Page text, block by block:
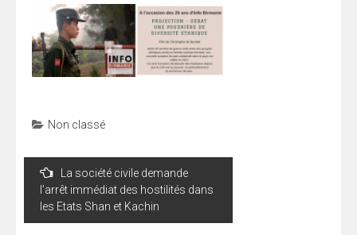
Non classé
Navigation
l’article
La société civile demande
l’arrêt immédiat des hostilités dans
les Etats Shan et Kachin